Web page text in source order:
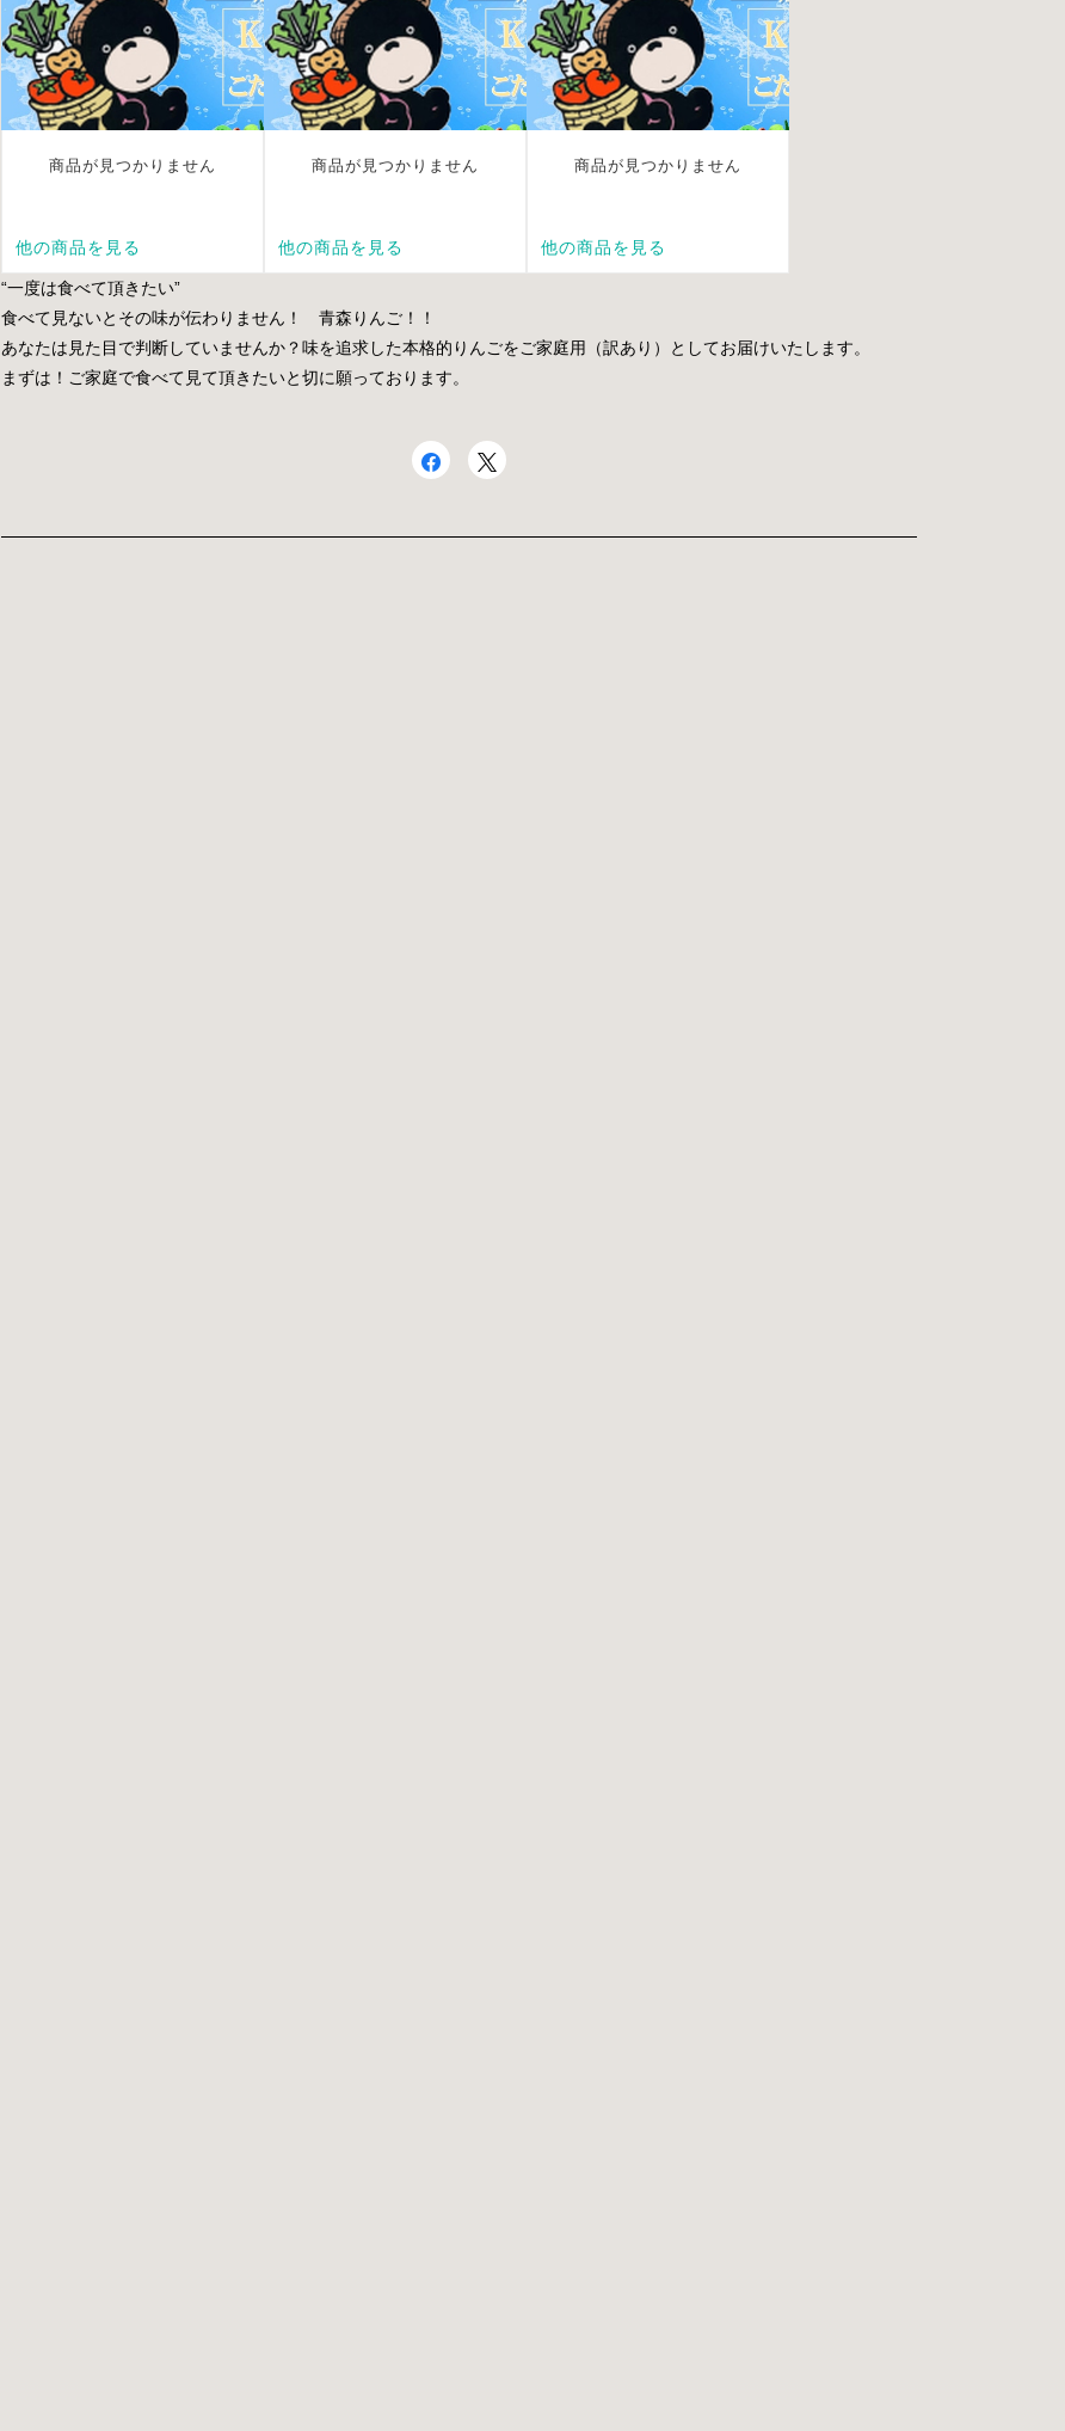
“一度は食べて頂きたい”
食べて見ないとその味が伝わりません！ 青森りんご！！
あなたは見た目で判断していませんか？味を追求した本格的りんごをご家庭用（訳あり）としてお届けいたします。
まずは！ご家庭で食べて見て頂きたいと切に願っております。